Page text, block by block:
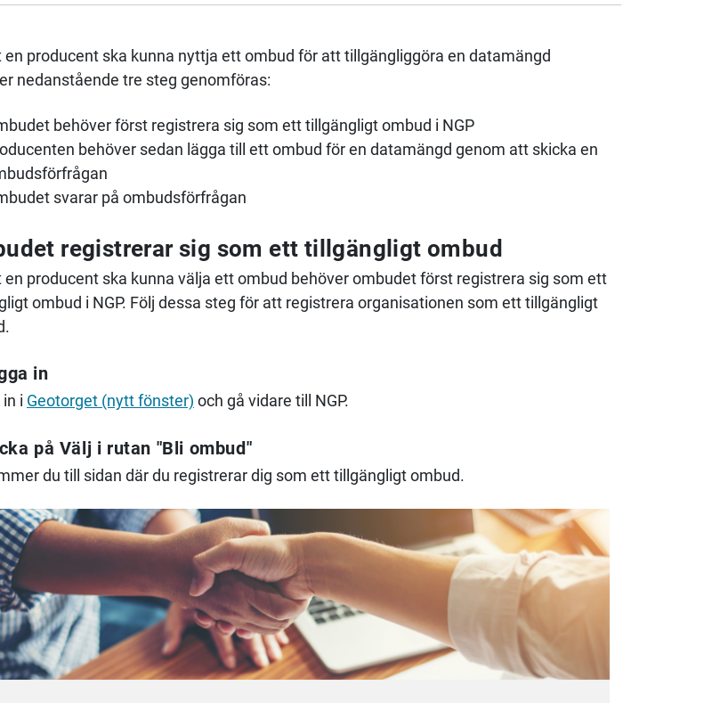
en producent ska kunna nyttja ett ombud för att tillgängliggöra en datamängd
nedanstående tre steg genomföras:
behöver först registrera sig som ett tillgängligt ombud i NGP
behöver sedan lägga till ett ombud för en datamängd genom att skicka en
svarar på ombudsförfrågan
registrerar sig som ett tillgängligt ombud
en producent ska kunna välja ett ombud behöver ombudet först registrera sig som ett
ombud i NGP. Följ dessa steg för att registrera organisationen som ett tillgängligt
in
i Geotorget (nytt fönster) och gå vidare till NGP.
på Välj i rutan "Bli ombud"
du till sidan där du registrerar dig som ett tillgängligt ombud.